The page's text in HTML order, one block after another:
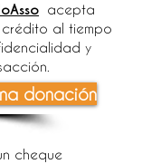
donación
acepta
al tiempo
y
cheque